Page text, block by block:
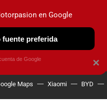
OBSERVATORIO
Maps Xiaomi BYD
×
en Google
fuente preferida
de Google